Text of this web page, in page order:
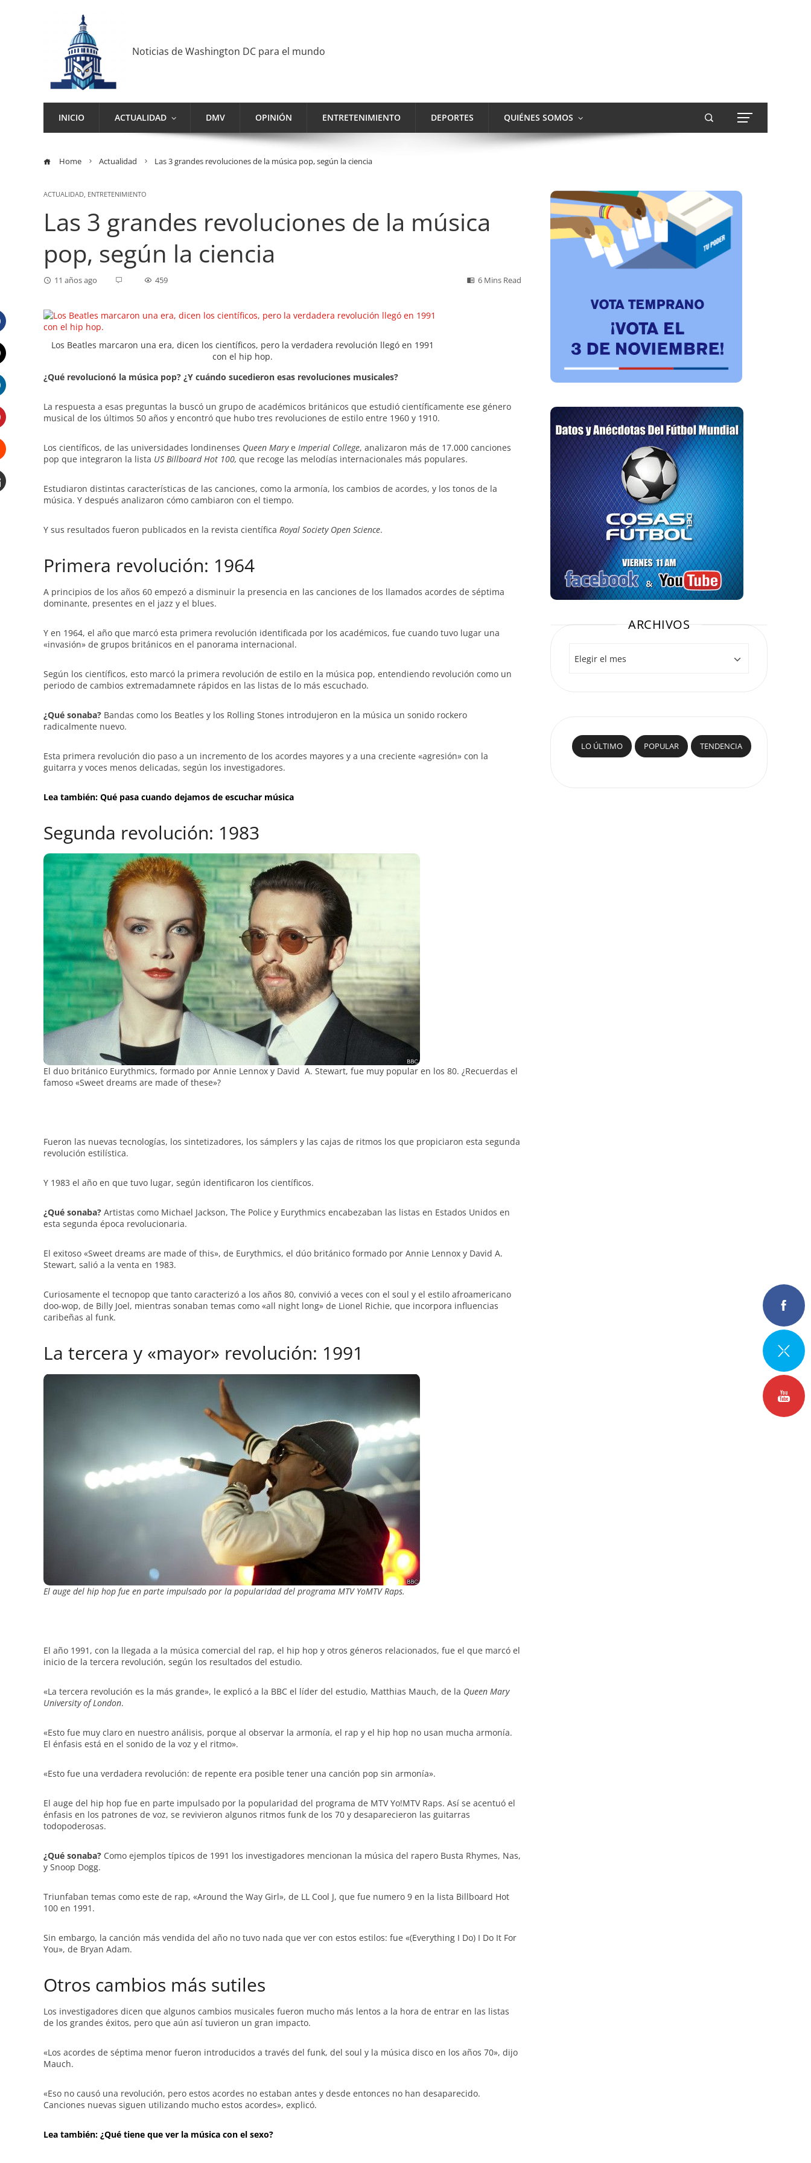
Noticias de Washington DC para el mundo
INICIO ACTUALIDAD DMV OPINIÓN ENTRETENIMIENTO DEPORTES QUIÉNES SOMOS
Home Actualidad Las 3 grandes revoluciones de la música pop, según la ciencia
ACTUALIDAD, ENTRETENIMIENTO
Las 3 grandes revoluciones de la música
pop, según la ciencia
11 años ago 459 6 Mins Read
Los Beatles marcaron una era, dicen los científicos, pero la verdadera revolución llegó en 1991
con el hip hop.
¿Qué revolucionó la música pop? ¿Y cuándo sucedieron esas revoluciones musicales?
La respuesta a esas preguntas la buscó un grupo de académicos británicos que estudió científicamente ese género
musical de los últimos 50 años y encontró que hubo tres revoluciones de estilo entre 1960 y 1910.
Los científicos, de las universidades londinenses Queen Marye Imperial College, analizaron más de 17.000 canciones
pop que integraron la lista US Billboard Hot 100, que recoge las melodías internacionales más populares.
Estudiaron distintas características de las canciones, como la armonía, los cambios de acordes, y los tonos de la
música. Y después analizaron cómo cambiaron con el tiempo.
Y sus resultados fueron publicados en la revista científica Royal Society Open Science.
Primera revolución: 1964
A principios de los años 60 empezó a disminuir la presencia en las canciones de los llamados acordes de séptima
dominante, presentes en el jazz y el blues.
Y en 1964, el año que marcó esta primera revolución identificada por los académicos, fue cuando tuvo lugar una
«invasión» de grupos británicos en el panorama internacional.
Según los científicos, esto marcó la primera revolución de estilo en la música pop, entendiendo revolución como un
periodo de cambios extremadamnete rápidos en las listas de lo más escuchado.
¿Qué sonaba? Bandas como los Beatles y los Rolling Stones introdujeron en la música un sonido rockero
radicalmente nuevo.
Esta primera revolución dio paso a un incremento de los acordes mayores y a una creciente «agresión» con la
guitarra y voces menos delicadas, según los investigadores.
Lea también: Qué pasa cuando dejamos de escuchar música
Segunda revolución: 1983
El duo británico Eurythmics, formado por Annie Lennox y David A. Stewart, fue muy popular en los 80. ¿Recuerdas el
famoso «Sweet dreams are made of these»?
Fueron las nuevas tecnologías, los sintetizadores, los sámplers y las cajas de ritmos los que propiciaron esta segunda
revolución estilística.
Y 1983 el año en que tuvo lugar, según identificaron los científicos.
¿Qué sonaba? Artistas como Michael Jackson, The Police y Eurythmics encabezaban las listas en Estados Unidos en
esta segunda época revolucionaria.
El exitoso «Sweet dreams are made of this», de Eurythmics, el dúo británico formado por Annie Lennox y David A.
Stewart, salió a la venta en 1983.
Curiosamente el tecnopop que tanto caracterizó a los años 80, convivió a veces con el soul y el estilo afroamericano
doo-wop, de Billy Joel, mientras sonaban temas como «all night long» de Lionel Richie, que incorpora influencias
caribeñas al funk.
La tercera y «mayor» revolución: 1991
El auge del hip hop fue en parte impulsado por la popularidad del programa MTV YoMTV Raps.
El año 1991, con la llegada a la música comercial del rap, el hip hop y otros géneros relacionados, fue el que marcó el
inicio de la tercera revolución, según los resultados del estudio.
«La tercera revolución es la más grande», le explicó a la BBC el líder del estudio, Matthias Mauch, de la Queen Mary
University of London.
«Esto fue muy claro en nuestro análisis, porque al observar la armonía, el rap y el hip hop no usan mucha armonía.
El énfasis está en el sonido de la voz y el ritmo».
«Esto fue una verdadera revolución: de repente era posible tener una canción pop sin armonía».
El auge del hip hop fue en parte impulsado por la popularidad del programa de MTV Yo!MTV Raps. Así se acentuó el
énfasis en los patrones de voz, se revivieron algunos ritmos funk de los 70 y desaparecieron las guitarras
todopoderosas.
¿Qué sonaba? Como ejemplos típicos de 1991 los investigadores mencionan la música del rapero Busta Rhymes, Nas,
y Snoop Dogg.
Triunfaban temas como este de rap, «Around the Way Girl», de LL Cool J, que fue numero 9 en la lista Billboard Hot
100 en 1991.
Sin embargo, la canción más vendida del año no tuvo nada que ver con estos estilos: fue «(Everything I Do) I Do It For
You», de Bryan Adam.
Otros cambios más sutiles
Los investigadores dicen que algunos cambios musicales fueron mucho más lentos a la hora de entrar en las listas
de los grandes éxitos, pero que aún así tuvieron un gran impacto.
«Los acordes de séptima menor fueron introducidos a través del funk, del soul y la música disco en los años 70», dijo
Mauch.
«Eso no causó una revolución, pero estos acordes no estaban antes y desde entonces no han desaparecido.
Canciones nuevas siguen utilizando mucho estos acordes», explicó.
Lea también: ¿Qué tiene que ver la música con el sexo?
ARCHIVOS
LO ÚLTIMO POPULAR TENDENCIA